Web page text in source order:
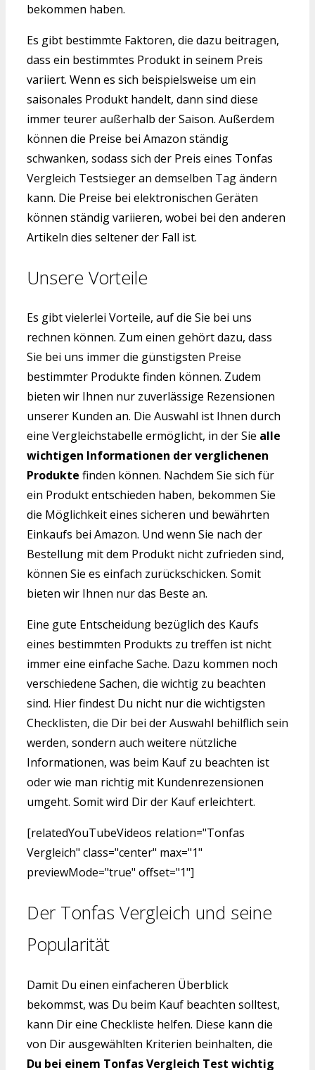
bekommen haben.
Es gibt bestimmte Faktoren, die dazu beitragen,
dass ein bestimmtes Produkt in seinem Preis
variiert. Wenn es sich beispielsweise um ein
saisonales Produkt handelt, dann sind diese
immer teurer außerhalb der Saison. Außerdem
können die Preise bei Amazon ständig
schwanken, sodass sich der Preis eines Tonfas
Vergleich Testsieger an demselben Tag ändern
kann. Die Preise bei elektronischen Geräten
können ständig variieren, wobei bei den anderen
Artikeln dies seltener der Fall ist.
Unsere Vorteile
Es gibt vielerlei Vorteile, auf die Sie bei uns
rechnen können. Zum einen gehört dazu, dass
Sie bei uns immer die günstigsten Preise
bestimmter Produkte finden können. Zudem
bieten wir Ihnen nur zuverlässige Rezensionen
unserer Kunden an. Die Auswahl ist Ihnen durch
eine Vergleichstabelle ermöglicht, in der Sie alle
wichtigen Informationen der verglichenen
Produkte finden können. Nachdem Sie sich für
ein Produkt entschieden haben, bekommen Sie
die Möglichkeit eines sicheren und bewährten
Einkaufs bei Amazon. Und wenn Sie nach der
Bestellung mit dem Produkt nicht zufrieden sind,
können Sie es einfach zurückschicken. Somit
bieten wir Ihnen nur das Beste an.
Eine gute Entscheidung bezüglich des Kaufs
eines bestimmten Produkts zu treffen ist nicht
immer eine einfache Sache. Dazu kommen noch
verschiedene Sachen, die wichtig zu beachten
sind. Hier findest Du nicht nur die wichtigsten
Checklisten, die Dir bei der Auswahl behilflich sein
werden, sondern auch weitere nützliche
Informationen, was beim Kauf zu beachten ist
oder wie man richtig mit Kundenrezensionen
umgeht. Somit wird Dir der Kauf erleichtert.
[relatedYouTubeVideos relation="Tonfas
Vergleich" class="center" max="1"
previewMode="true" offset="1"]
Der Tonfas Vergleich und seine
Popularität
Damit Du einen einfacheren Überblick
bekommst, was Du beim Kauf beachten solltest,
kann Dir eine Checkliste helfen. Diese kann die
von Dir ausgewählten Kriterien beinhalten, die
Du bei einem Tonfas Vergleich Test wichtig